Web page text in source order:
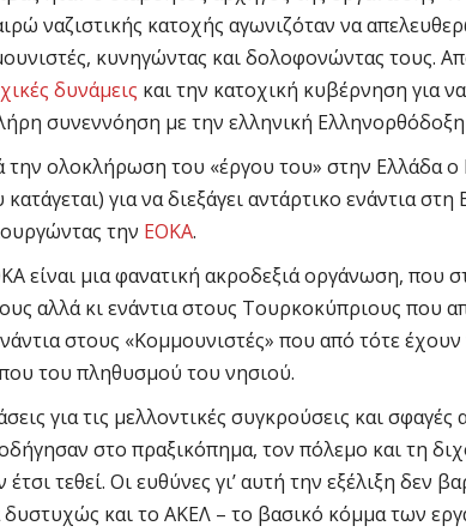
ναζιστικής κατοχής αγωνιζόταν να
κυνηγώντας και δολοφονώντας τους.
δυνάμεις και την κατοχική κυβέρνηση για
συνεννόηση με την ελληνική Ελληνορθόδοξη
την ολοκλήρωση του «έργου του» στην Ελλάδα ο
για να διεξάγει αντάρτικο ενάντια
την ΕΟΚΑ.
είναι μια φανατική ακροδεξιά οργάνωση, που
αλλά κι ενάντια στους Τουρκοκύπριους που
στους «Κομμουνιστές» που από τότε
του πληθυσμού του νησιού.
για τις μελλοντικές συγκρούσεις και
στο πραξικόπημα, τον πόλεμο και τη
έτσι τεθεί. Οι ευθύνες γι’ αυτή την εξέλιξη δεν
δυστυχώς και το ΑΚΕΛ – το βασικό κόμμα των